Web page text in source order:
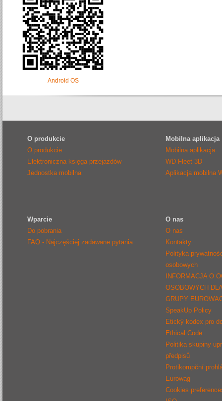
Android OS
O produkcie
O produkcie
Elektroniczna księga przejazdów
Jednostka mobilna
Mobilna aplikacja
Mobilna aplikacja
WD Fleet 3D
Aplikacja mobilna
Wparcie
Do pobrania
FAQ - Najczęściej zadawane pytania
O nas
O nas
Kontakty
Polityka
osobowych
INFORMACJA O
OSOBOWYCH
GRUPY
SpeakUp Policy
Etický kodex pro
Ethical Code
Politika skupiny
předpisů
Protikorupční
Eurowag
Cookies